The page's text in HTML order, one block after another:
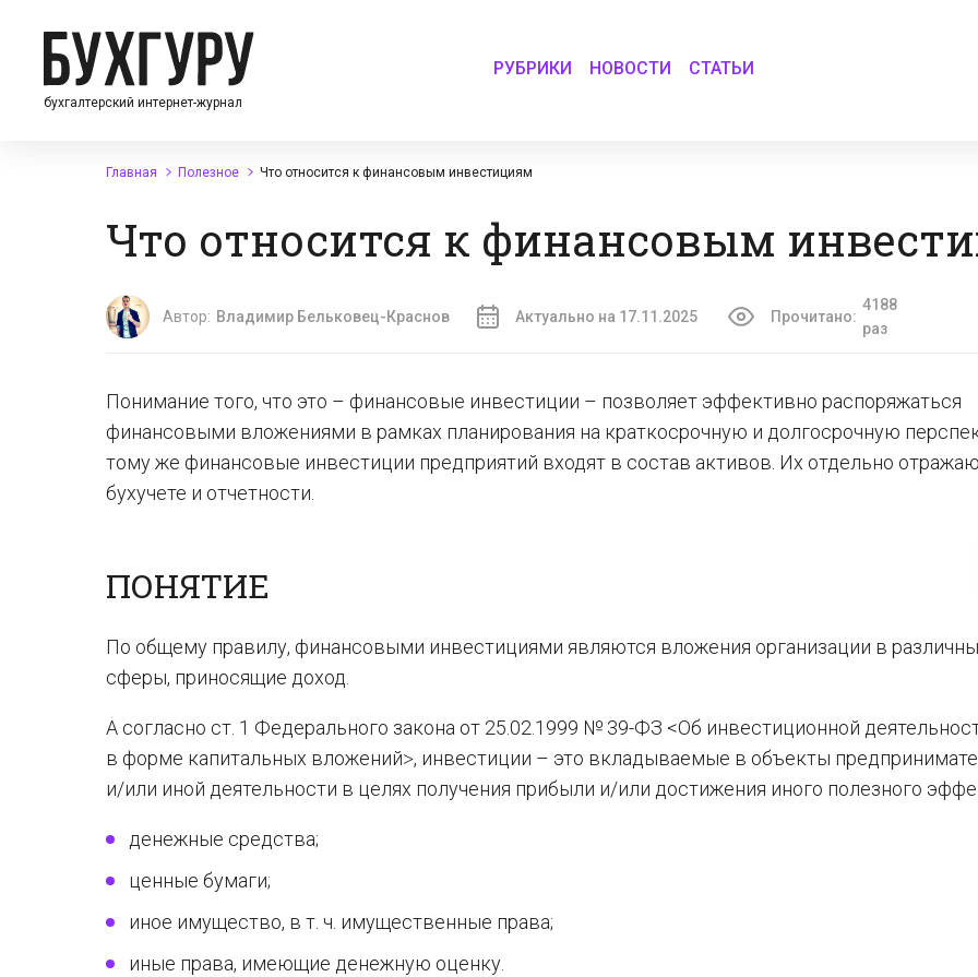
бухгалтерский интернет-журнал
РУБРИКИ НОВОСТИ СТАТЬИ
Главная Полезное Что относится к финансовым инвестициям
Что относится к финансовым
Автор: Владимир Бельковец-Краснов Актуально на 17.11.2025 Прочитано:
4188
раз
Понимание того, что это – финансовые инвестиции – позволяет эффективно распоряжаться
финансовыми вложениями в рамках планирования на краткосрочную и долгосрочную
тому же финансовые инвестиции предприятий входят в состав активов. Их отдельно
бухучете и отчетности.
ПОНЯТИЕ
По общему правилу, финансовыми инвестициями являются вложения организации в
сферы, приносящие доход.
А согласно ст. 1 Федерального закона от 25.02.1999 № 39-ФЗ <Об инвестиционной
в форме капитальных вложений˃, инвестиции – это вкладываемые в объекты
и/или иной деятельности в целях получения прибыли и/или достижения иного полезного
денежные средства;
ценные бумаги;
иное имущество, в т. ч. имущественные права;
иные права, имеющие денежную оценку.